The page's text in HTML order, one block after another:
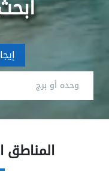
المناطق